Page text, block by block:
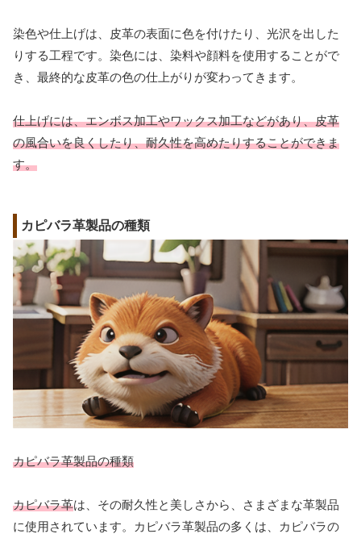
染色や仕上げは、皮革の表面に色を付けたり、光沢を出した
りする工程です。染色には、染料や顔料を使用することがで
き、最終的な皮革の色の仕上がりが変わってきます。
仕上げには、エンボス加工やワックス加工などがあり、皮革
の風合いを良くしたり、耐久性を高めたりすることができま
す。
カピバラ革製品の種類
カピバラ革製品の種類
カピバラ革は、その耐久性と美しさから、さまざまな革製品
に使用されています。カピバラ革製品の多くは、カピバラの